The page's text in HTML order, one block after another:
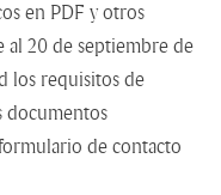
en PDF y otros
20 de septiembre de
los requisitos de
documentos
de contacto